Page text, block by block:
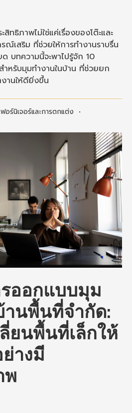
ทธิภาพไม่ใช่แค่เรื่องของโต๊ะและ
เสริม ที่ช่วยให้การทำงานราบรื่น
บทความนี้จะพาไปรู้จัก 10
หรับมุมทำงานในบ้าน ที่ช่วยยก
านให้ดียิ่งขึ้น
ฟอร์นิเจอร์และการตกแต่ง •
รออกแบบมุม
านพื้นที่จำกัด:
ยนพื้นที่เล็กให้
างมี
พ